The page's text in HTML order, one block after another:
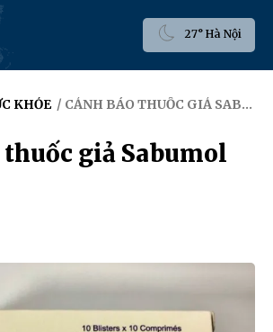
27° Hà Nội
KHỎE / CẢNH BÁO THUỐC GIẢ SABUMOL 2MG
thuốc giả Sabumol